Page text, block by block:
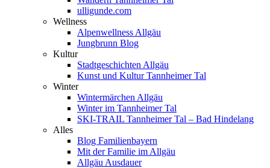
ulligunde.com
Wellness
Alpenwellness Allgäu
Jungbrunn Blog
Kultur
Stadtgeschichten Allgäu
Kunst und Kultur Tannheimer Tal
Winter
Wintermärchen Allgäu
Winter im Tannheimer Tal
SKI-TRAIL Tannheimer Tal – Bad Hindelang
Alles
Blog Familienbayern
Mit der Familie im Allgäu
Allgäu Ausdauer